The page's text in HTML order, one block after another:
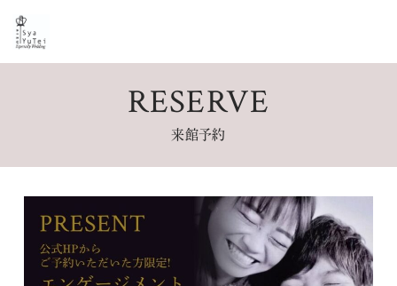
RESERVE
来館予約